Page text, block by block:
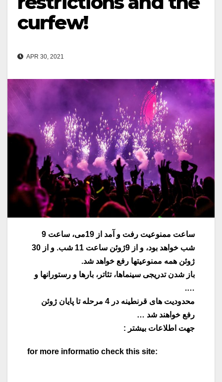
curfew!
APR 30, 2021
ساعت ممنوعیت رفت و آمد از 19می، ساعت 9
شب خواهد بود، و از 9ژوئن ساعت 11 شب. و از 30
ژوئن همه ممنوعیتها رفع خواهد شد.
باز شدن تدریجی سینماها، تئاتر، بارها و رستورانها و
….
محدودیت های قرنطینه در 4 مرحله تا پایان ژوئن
رفع خواهند شد …
جهت اطلاعات بیشتر :
for more informatio check this site: